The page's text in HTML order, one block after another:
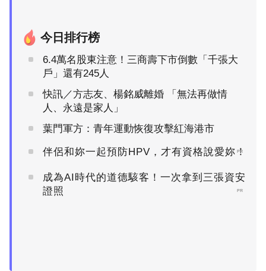
今日排行榜
6.4萬名股東注意！三商壽下市倒數「千張大
戶」還有245人
快訊／方志友、楊銘威離婚 「無法再做情
人、永遠是家人」
葉門軍方：青年運動恢復攻擊紅海港市
伴侶和妳一起預防HPV，才有資格說愛妳！
PR
成為AI時代的道德駭客！一次拿到三張資安
證照
PR